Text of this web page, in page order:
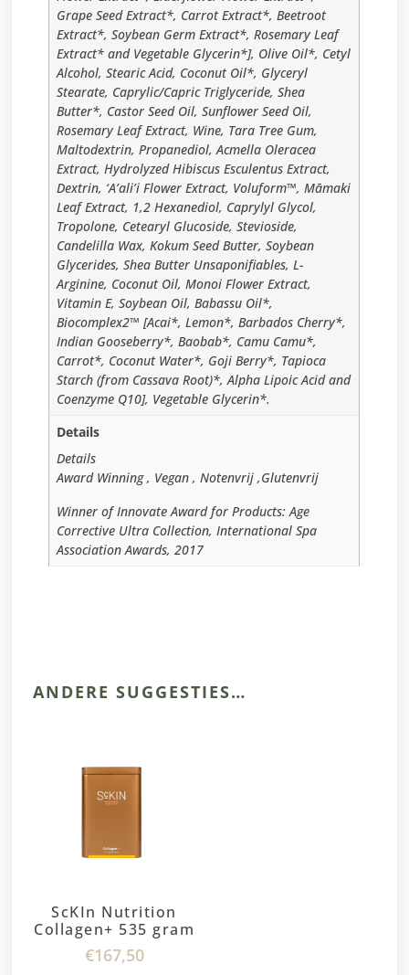
Grape Seed Extract*, Carrot Extract*, Beetroot
Extract*, Soybean Germ Extract*, Rosemary Leaf
Extract* and Vegetable Glycerin*], Olive Oil*, Cetyl
Alcohol, Stearic Acid, Coconut Oil*, Glyceryl
Stearate, Caprylic/Capric Triglyceride, Shea
Butter*, Castor Seed Oil, Sunflower Seed Oil,
Rosemary Leaf Extract, Wine, Tara Tree Gum,
Maltodextrin, Propanediol, Acmella Oleracea
Extract, Hydrolyzed Hibiscus Esculentus Extract,
Dextrin, ‘A’ali’i Flower Extract, Voluform™, Māmaki
Leaf Extract, 1,2 Hexanediol, Caprylyl Glycol,
Tropolone, Cetearyl Glucoside, Stevioside,
Candelilla Wax, Kokum Seed Butter, Soybean
Glycerides, Shea Butter Unsaponifiables, L-
Arginine, Coconut Oil, Monoi Flower Extract,
Vitamin E, Soybean Oil, Babassu Oil*,
Biocomplex2™ [Acai*, Lemon*, Barbados Cherry*,
Indian Gooseberry*, Baobab*, Camu Camu*,
Carrot*, Coconut Water*, Goji Berry*, Tapioca
Starch (from Cassava Root)*, Alpha Lipoic Acid and
Coenzyme Q10], Vegetable Glycerin*.
Details
Details
Award Winning , Vegan , Notenvrij ,Glutenvrij
Winner of Innovate Award for Products: Age
Corrective Ultra Collection, International Spa
Association Awards, 2017
ANDERE SUGGESTIES…
ScKIn Nutrition
Collagen+ 535 gram
€167,50